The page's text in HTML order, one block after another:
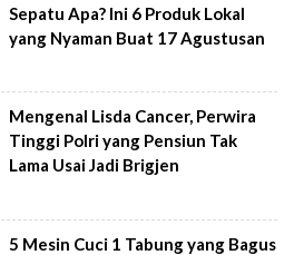
Sepatu Apa? Ini 6 Produk Lokal
yang Nyaman Buat 17 Agustusan
Mengenal Lisda Cancer, Perwira
Tinggi Polri yang Pensiun Tak
Lama Usai Jadi Brigjen
5 Mesin Cuci 1 Tabung yang Bagus